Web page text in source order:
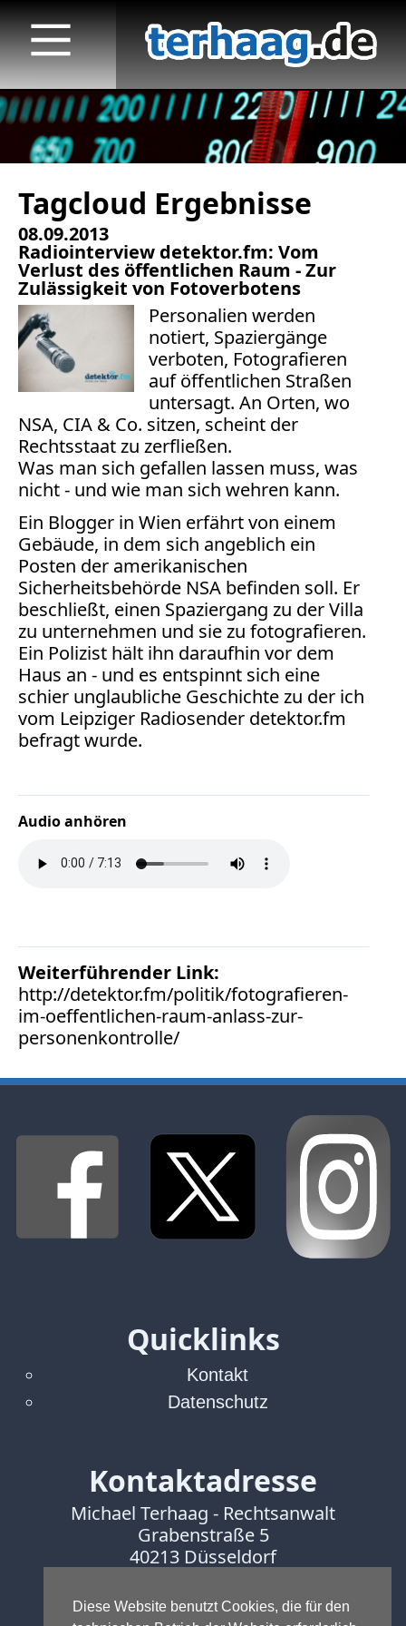
Diese Website benutzt Cookies, die für den
Tagcloud Ergebnisse
08.09.2013
Radiointerview detektor.fm: Vom
Verlust des öffentlichen Raum - Zur
Zulässigkeit von Fotoverbotens
Personalien werden
notiert, Spaziergänge
verboten, Fotografieren
auf öffentlichen Straßen
untersagt. An Orten, wo
NSA, CIA & Co. sitzen, scheint der
Rechtsstaat zu zerfließen.
Was man sich gefallen lassen muss, was
nicht - und wie man sich wehren kann.
Ein Blogger in Wien erfährt von einem
Gebäude, in dem sich angeblich ein
Posten der amerikanischen
Sicherheitsbehörde NSA befinden soll. Er
beschließt, einen Spaziergang zu der Villa
zu unternehmen und sie zu fotografieren.
Ein Polizist hält ihn daraufhin vor dem
Haus an - und es entspinnt sich eine
schier unglaubliche Geschichte zu der ich
vom Leipziger Radiosender detektor.fm
befragt wurde.
Audio anhören
Weiterführender Link:
http://detektor.fm/politik/fotografieren-
im-oeffentlichen-raum-anlass-zur-
personenkontrolle/
Startseite
Veröffentlichungen
TV
Radio
print & online
Vita
Kontakt
Datenschutz
AGB
Abmahnung
Aktuelle
Stunde
BGH
Beleidigung
Ebay
Facebook
Google
Markenrecht
Meinungsfreiheit
Persönlichkeitsrecht
Radio
TV
Tagesspiegel
Urheberrecht
Wettbewerbsrecht
ZDF
online
Quicklinks
Kontakt
Datenschutz
Kontaktadresse
Michael Terhaag - Rechtsanwalt
Grabenstraße 5
40213 Düsseldorf
Fax:0211-16888601